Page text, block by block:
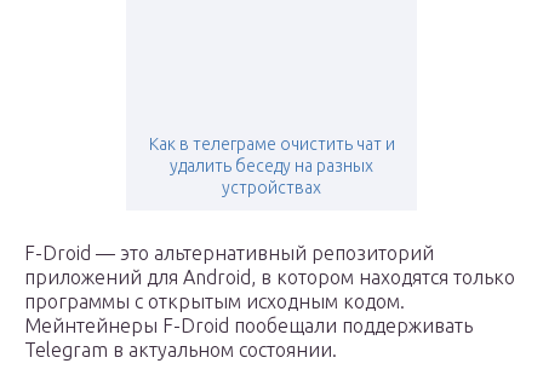
Как в телеграме очистить чат и
удалить беседу на разных
устройствах
F-Droid — это альтернативный репозиторий
приложений для Android, в котором находятся только
программы с открытым исходным кодом.
Мейнтейнеры F-Droid пообещали поддерживать
Telegram в актуальном состоянии.